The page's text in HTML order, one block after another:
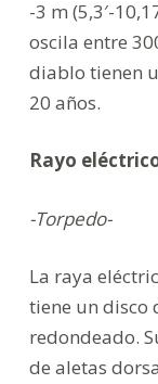
-3 m (5,3′-
oscila entre
diablo tienen
20 años.
Rayo
-Torpedo-
La raya
tiene un disco
redondeado.
de aletas